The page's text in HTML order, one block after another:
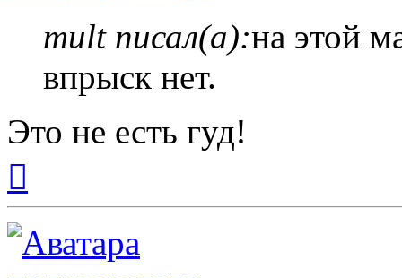
mult писал(а):на этой
впрыск нет.
Это не есть гуд!
началу